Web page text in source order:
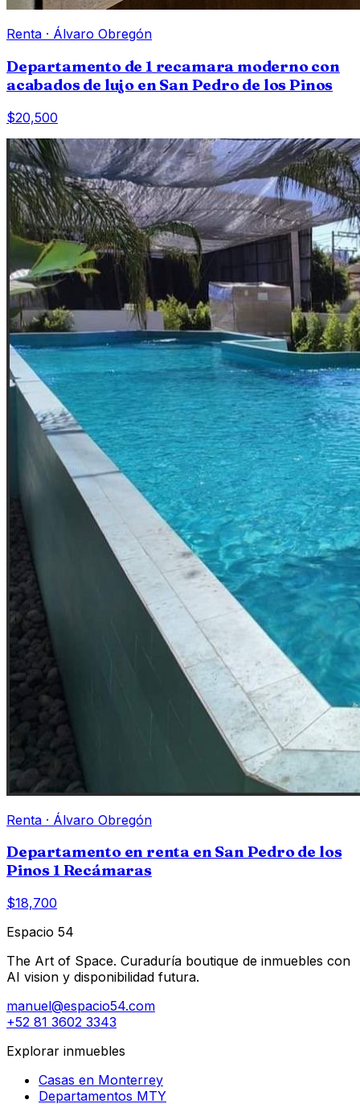
Renta · Álvaro Obregón
Departamento de 1 recamara moderno con
acabados de lujo en San Pedro de los Pinos
$20,500
Renta · Álvaro Obregón
Departamento en renta en San Pedro de los
Pinos 1 Recámaras
$18,700
Espacio 54
The Art of Space. Curaduría boutique de inmuebles con
AI vision y disponibilidad futura.
manuel@espacio54.com
+52 81 3602 3343
Explorar inmuebles
Casas en Monterrey
Departamentos MTY